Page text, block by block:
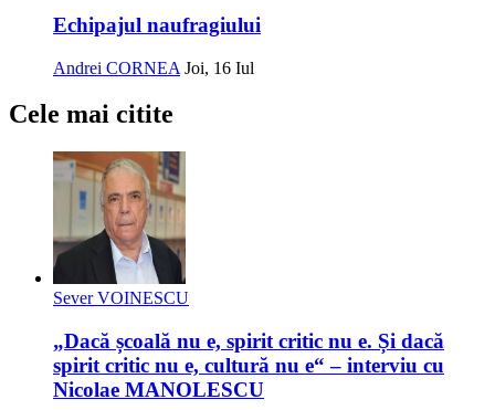
Echipajul naufragiului
Andrei CORNEA Joi, 16 Iul
Cele mai citite
Sever VOINESCU
„Dacă școală nu e, spirit critic nu e. Și dacă
spirit critic nu e, cultură nu e“ – interviu cu
Nicolae MANOLESCU